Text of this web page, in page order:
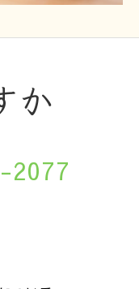
2077